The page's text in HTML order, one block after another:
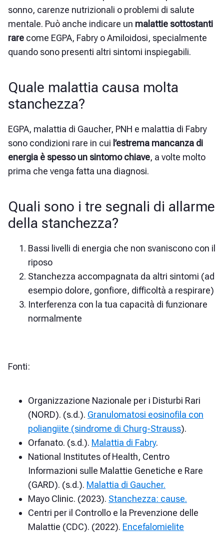
sonno, carenze nutrizionali o problemi di salute
mentale. Può anche indicare un malattie sottostanti
rare come EGPA, Fabry o Amiloidosi, specialmente
quando sono presenti altri sintomi inspiegabili.
Quale malattia causa molta
stanchezza?
EGPA, malattia di Gaucher, PNH e malattia di Fabry
sono condizioni rare in cui l’estrema mancanza di
energia è spesso un sintomo chiave, a volte molto
prima che venga fatta una diagnosi.
Quali sono i tre segnali di allarme
della stanchezza?
Bassi livelli di energia che non svaniscono con il
riposo
Stanchezza accompagnata da altri sintomi (ad
esempio dolore, gonfiore, difficoltà a respirare)
Interferenza con la tua capacità di funzionare
normalmente
Fonti:
Organizzazione Nazionale per i Disturbi Rari
(NORD). (s.d.). Granulomatosi eosinofila con
poliangiite (sindrome di Churg-Strauss).
Orfanato. (s.d.). Malattia di Fabry.
National Institutes of Health, Centro
Informazioni sulle Malattie Genetiche e Rare
(GARD). (s.d.). Malattia di Gaucher.
Mayo Clinic. (2023). Stanchezza: cause.
Centri per il Controllo e la Prevenzione delle
Malattie (CDC). (2022). Encefalomielite